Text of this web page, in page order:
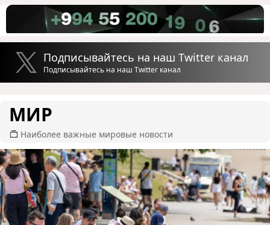
Подписывайтесь на наш Twitter канал
Подписывайтесь на наш Twitter канал
МИР
Наиболее важные мировые новости